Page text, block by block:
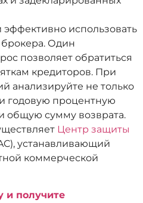
использовать
Один
позволяет обратиться
кредиторов. При
анализируйте не только
годовую процентную
общую сумму возврата.
Центр защиты
устанавливающий
коммерческой
и получите